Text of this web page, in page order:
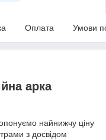
Оплата Умови
арка
найнижчу ціну
з досвідом